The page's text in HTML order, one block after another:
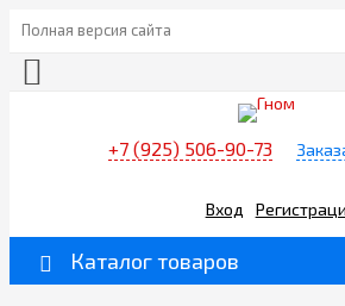
Полная версия сайта
+7 (925) 506-90-73
Вход
Каталог товаров